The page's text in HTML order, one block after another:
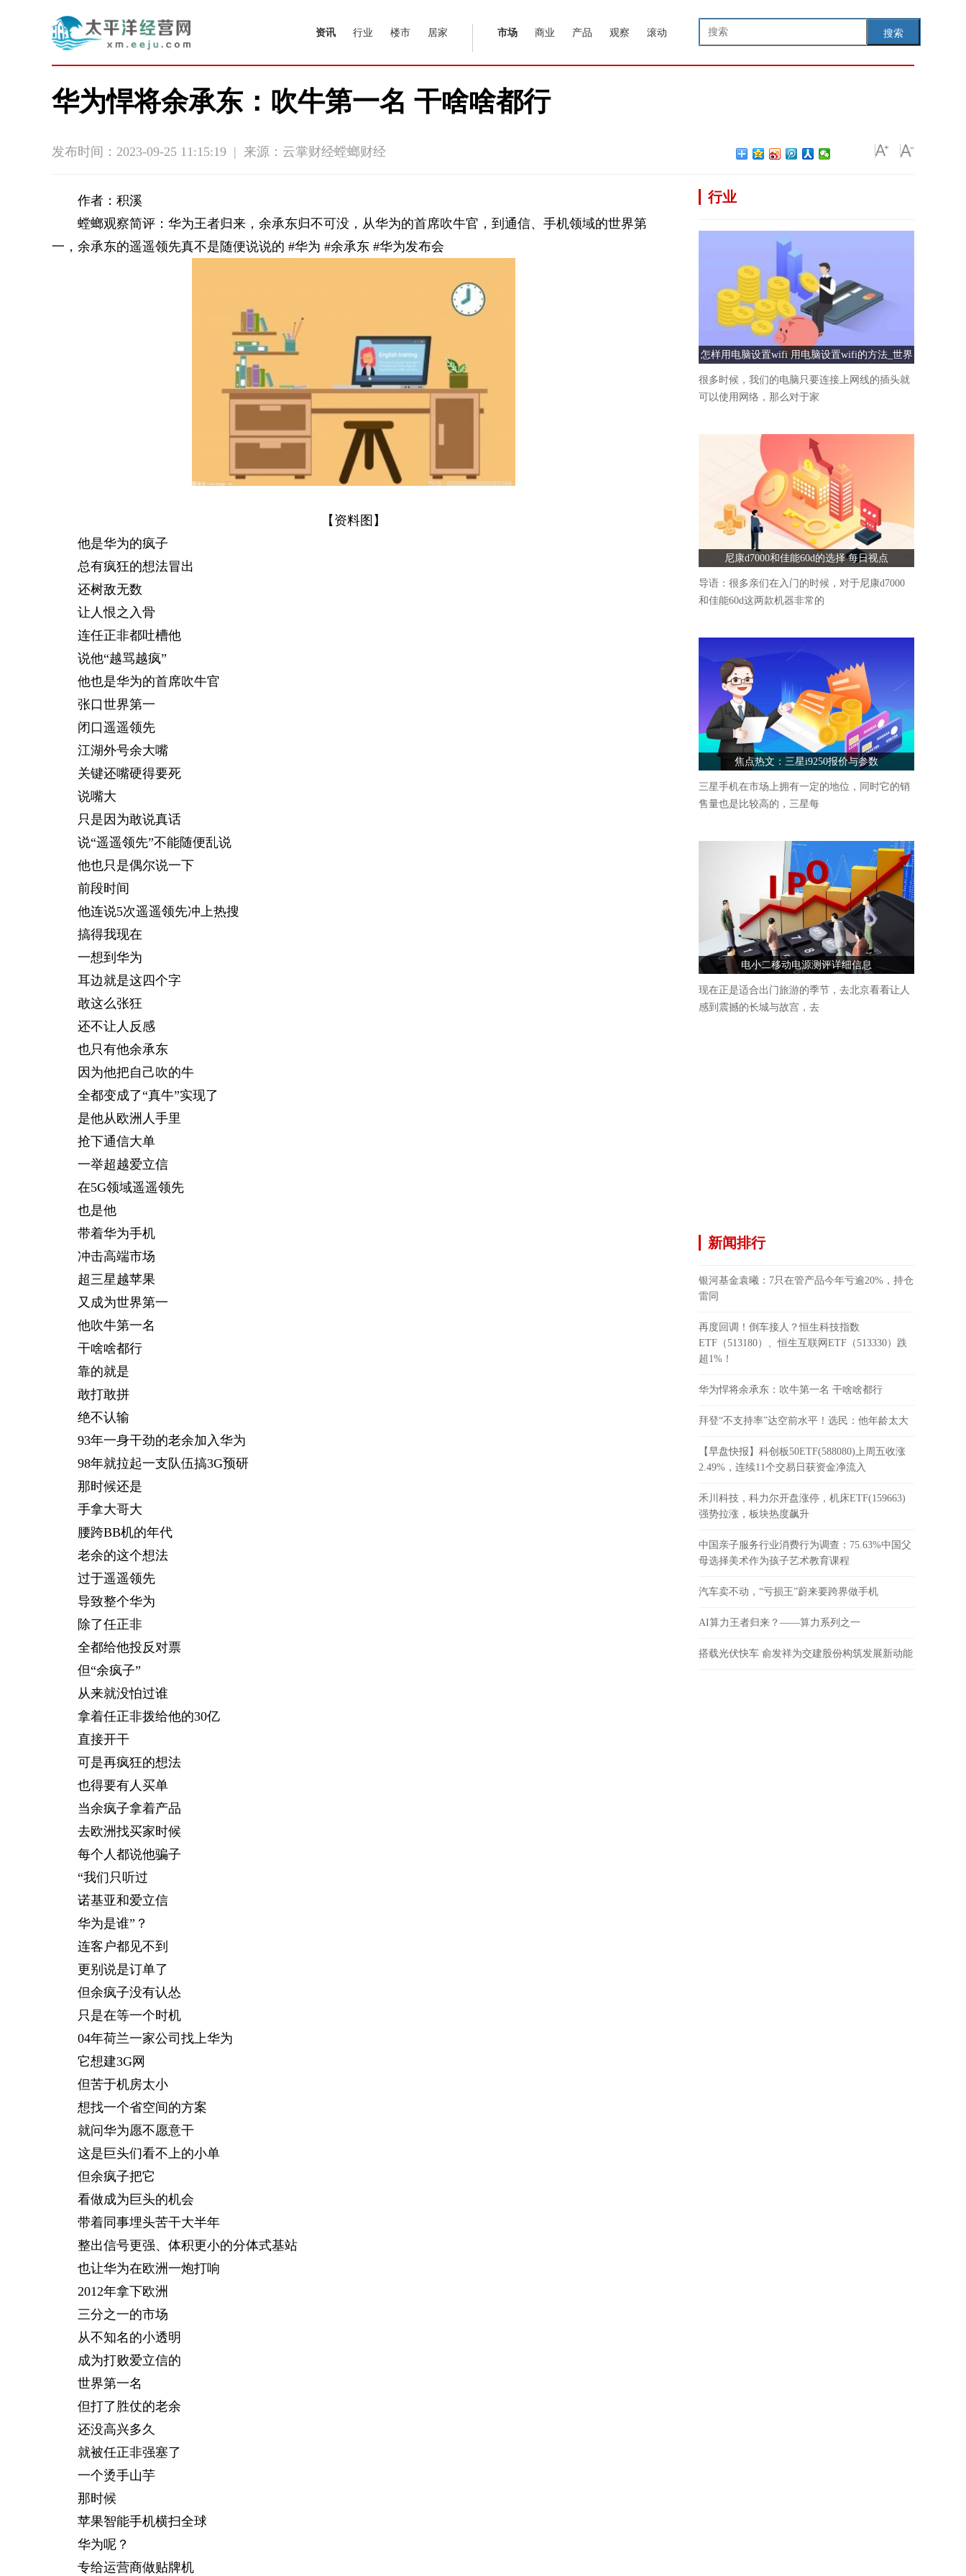
搜索
资讯 行业 楼市 居家 市场 商业 产品 观察 滚动
华为悍将余承东：吹牛第一名 干啥啥都行
发布时间：2023-09-25 11:15:19 | 来源：云掌财经螳螂财经
作者：积溪
螳螂观察简评：华为王者归来，余承东归不可没，从华为的首席吹牛官，到通信、手机领域的世界第
一，余承东的遥遥领先真不是随便说说的 #华为 #余承东 #华为发布会
【资料图】
他是华为的疯子
总有疯狂的想法冒出
还树敌无数
让人恨之入骨
连任正非都吐槽他
说他“越骂越疯”
他也是华为的首席吹牛官
张口世界第一
闭口遥遥领先
江湖外号余大嘴
关键还嘴硬得要死
说嘴大
只是因为敢说真话
说“遥遥领先”不能随便乱说
他也只是偶尔说一下
前段时间
他连说5次遥遥领先冲上热搜
搞得我现在
一想到华为
耳边就是这四个字
敢这么张狂
还不让人反感
也只有他余承东
因为他把自己吹的牛
全都变成了“真牛”实现了
是他从欧洲人手里
抢下通信大单
一举超越爱立信
在5G领域遥遥领先
也是他
带着华为手机
冲击高端市场
超三星越苹果
又成为世界第一
他吹牛第一名
干啥啥都行
靠的就是
敢打敢拼
绝不认输
93年一身干劲的老余加入华为
98年就拉起一支队伍搞3G预研
那时候还是
手拿大哥大
腰跨BB机的年代
老余的这个想法
过于遥遥领先
导致整个华为
除了任正非
全都给他投反对票
但“余疯子”
从来就没怕过谁
拿着任正非拨给他的30亿
直接开干
可是再疯狂的想法
也得要有人买单
当余疯子拿着产品
去欧洲找买家时候
每个人都说他骗子
“我们只听过
诺基亚和爱立信
华为是谁”？
连客户都见不到
更别说是订单了
但余疯子没有认怂
只是在等一个时机
04年荷兰一家公司找上华为
它想建3G网
但苦于机房太小
想找一个省空间的方案
就问华为愿不愿意干
这是巨头们看不上的小单
但余疯子把它
看做成为巨头的机会
带着同事埋头苦干大半年
整出信号更强、体积更小的分体式基站
也让华为在欧洲一炮打响
2012年拿下欧洲
三分之一的市场
从不知名的小透明
成为打败爱立信的
世界第一名
但打了胜仗的老余
还没高兴多久
就被任正非强塞了
一个烫手山芋
那时候
苹果智能手机横扫全球
华为呢？
专给运营商做贴牌机
行业
怎样用电脑设置wifi 用电脑设置wifi的方法_世界
速看
很多时候，我们的电脑只要连接上网线的插头就
可以使用网络，那么对于家
尼康d7000和佳能60d的选择 每日视点
导语：很多亲们在入门的时候，对于尼康d7000
和佳能60d这两款机器非常的
焦点热文：三星i9250报价与参数
三星手机在市场上拥有一定的地位，同时它的销
售量也是比较高的，三星每
电小二移动电源测评详细信息
现在正是适合出门旅游的季节，去北京看看让人
感到震撼的长城与故宫，去
新闻排行
银河基金袁曦：7只在管产品今年亏逾20%，持仓
雷同
再度回调！倒车接人？恒生科技指数
ETF（513180）、恒生互联网ETF（513330）跌
超1%！
华为悍将余承东：吹牛第一名 干啥啥都行
拜登“不支持率”达空前水平！选民：他年龄太大
【早盘快报】科创板50ETF(588080)上周五收涨
2.49%，连续11个交易日获资金净流入
禾川科技，科力尔开盘涨停，机床ETF(159663)
强势拉涨，板块热度飙升
中国亲子服务行业消费行为调查：75.63%中国父
母选择美术作为孩子艺术教育课程
汽车卖不动，“亏损王”蔚来要跨界做手机
AI算力王者归来？——算力系列之一
搭载光伏快车 俞发祥为交建股份构筑发展新动能